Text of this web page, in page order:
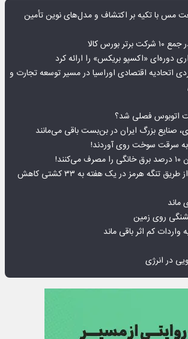
مس با تکیه بر اکتشاف و مدل‌های نوین تأمین
بورس کالا
دوره‌ای «اکسپو بریکس» را ارائه کرد
اتحادیه اقتصادی اوراسیا در مسیر توسعه تجارت و
اتوبوس فصلی شد؟
صنایع بزرگ ایران در بن‌بست باقی می‌مانند
به سرقت سوخت روی آوردند!
ترافیک کشتیرانی از طریق تنگه هرمز در یک هفته به ۳۳ کشتی کاهش
روی زمین
واردات کم اثر باقی ماند
در انرژی